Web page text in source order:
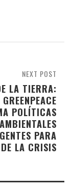
NEXT POST
LA TIERRA:
GREENPEACE
POLÍTICAS
AMBIENTALES
PARA
LA CRISIS